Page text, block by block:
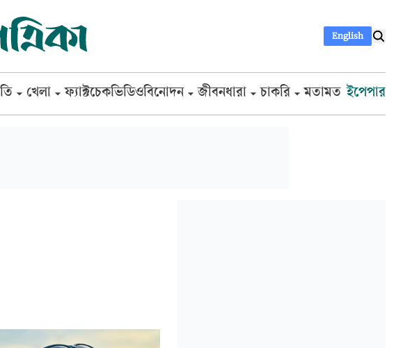
English
খেলা ফ্যাক্টচেকভিডিওবিনোদন জীবনধারা চাকরি মতামত ইপেপার